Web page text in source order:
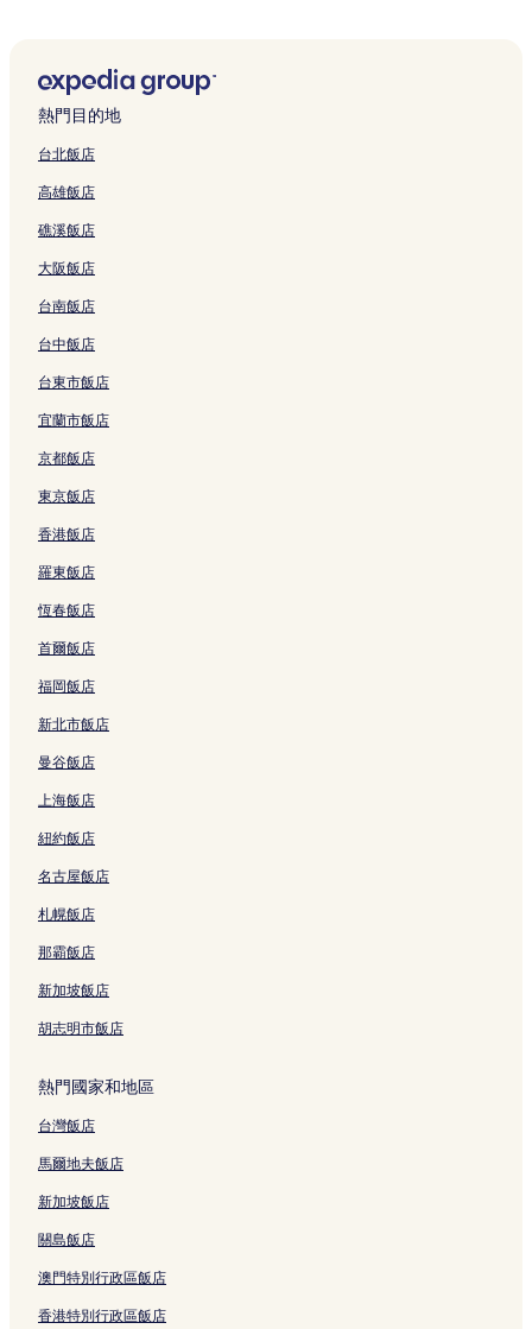
臺北市兒童新樂園附近的飯店
桃園市飯店
京站時尚廣場附近的飯店
大安區飯店
華西街觀光夜市附近的飯店
臺北榮民總醫院附近的飯店
國立台灣師範大學附近的飯店
新莊區飯店
剝皮寮老街附近的飯店
臺灣警察專科學校附近的飯店
捷運中正紀念堂站附近的飯店
中壢區飯店
蘆洲功學社音樂廳附近的飯店
捷運龍山寺站附近的飯店
台北府城北門附近的飯店
保安宮附近的飯店
捷運台電大樓站附近的飯店
臺北市電影主題公園附近的飯店
忠孝路附近的飯店
國立台灣大學附近的飯店
世界宗教博物館附近的飯店
介壽公園附近的飯店
捷運台北車站附近的飯店
永和區飯店
捷運幸福站附近的飯店
新莊國民運動中心附近的飯店
國家戲劇院附近的飯店
迪化街附近的飯店
西門町飯店
熱門目的地
台北飯店
高雄飯店
礁溪飯店
大阪飯店
台南飯店
台中飯店
台東市飯店
宜蘭市飯店
京都飯店
東京飯店
香港飯店
羅東飯店
恆春飯店
首爾飯店
福岡飯店
新北市飯店
曼谷飯店
上海飯店
紐約飯店
名古屋飯店
札幌飯店
那霸飯店
新加坡飯店
胡志明市飯店
熱門國家和地區
台灣飯店
馬爾地夫飯店
新加坡飯店
關島飯店
澳門特別行政區飯店
香港特別行政區飯店